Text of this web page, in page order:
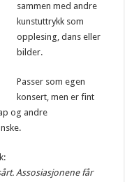
sammen med andre
kunstuttrykk som
opplesing, dans eller
bilder.
Passer som egen
konsert, men er fint
og andre
Assosiasjonene får